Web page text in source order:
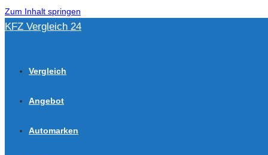
Zum Inhalt springen
KFZ Vergleich 24
Vergleich
Angebot
Automarken